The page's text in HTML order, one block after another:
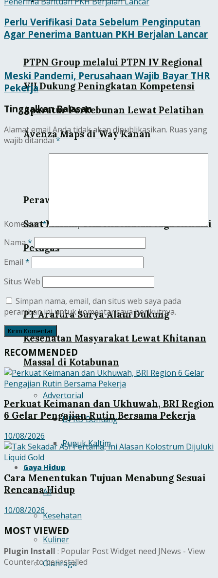
PTPN Group melalui PTPN IV Regional
VII Dukung Peningkatan Kompetensi
Aparatur Perkebunan Lewat Pelatihan
Avenza Maps di Way Kanan
Perawatan LRT Jabodebek Berlangsung
Saat Malam, Tim Kesehatan Jaga Kondisi
Petugas
PT Arafura Surya Alam Dukung
Kesehatan Masyarakat Lewat Khitanan
Massal di Kotabunan
Advertorial
DPRD Bontang
Pupuk Kaltim
Gaya Hidup
All
Kesehatan
Kuliner
Olahraga
Perlu Verifikasi Data Sebelum Penginputan
Agar Penerima Bantuan PKH Berjalan Lancar
Meski Pandemi, Perusahaan Wajib Bayar THR
Pekerja
Tinggalkan Balasan
Alamat email Anda tidak akan dipublikasikan. Ruas yang
wajib ditandai*
Komentar*
Nama*
Email *
Situs Web
Simpan nama, email, dan situs web saya pada
peramban ini untuk komentar saya berikutnya.
RECOMMENDED
Perkuat Keimanan dan Ukhuwah, BRI Region
6 Gelar Pengajian Rutin Bersama Pekerja
10/08/2026
Cara Menentukan Tujuan Menabung Sesuai
Rencana Hidup
10/08/2026
MOST VIEWED
Plugin Install : Popular Post Widget need JNews - View
Counter to be installed